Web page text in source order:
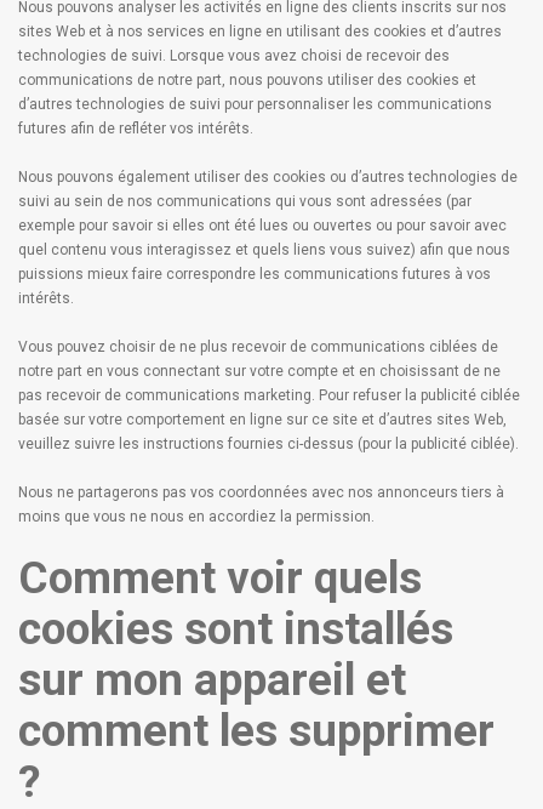
Nous pouvons analyser les activités en ligne des clients inscrits sur nos
sites Web et à nos services en ligne en utilisant des cookies et d’autres
technologies de suivi. Lorsque vous avez choisi de recevoir des
communications de notre part, nous pouvons utiliser des cookies et
d’autres technologies de suivi pour personnaliser les communications
futures afin de refléter vos intérêts.
Nous pouvons également utiliser des cookies ou d’autres technologies de
suivi au sein de nos communications qui vous sont adressées (par
exemple pour savoir si elles ont été lues ou ouvertes ou pour savoir avec
quel contenu vous interagissez et quels liens vous suivez) afin que nous
puissions mieux faire correspondre les communications futures à vos
intérêts.
Vous pouvez choisir de ne plus recevoir de communications ciblées de
notre part en vous connectant sur votre compte et en choisissant de ne
pas recevoir de communications marketing. Pour refuser la publicité ciblée
basée sur votre comportement en ligne sur ce site et d’autres sites Web,
veuillez suivre les instructions fournies ci-dessus (pour la publicité ciblée).
Nous ne partagerons pas vos coordonnées avec nos annonceurs tiers à
moins que vous ne nous en accordiez la permission.
Comment voir quels
cookies sont installés
sur mon appareil et
comment les supprimer
?